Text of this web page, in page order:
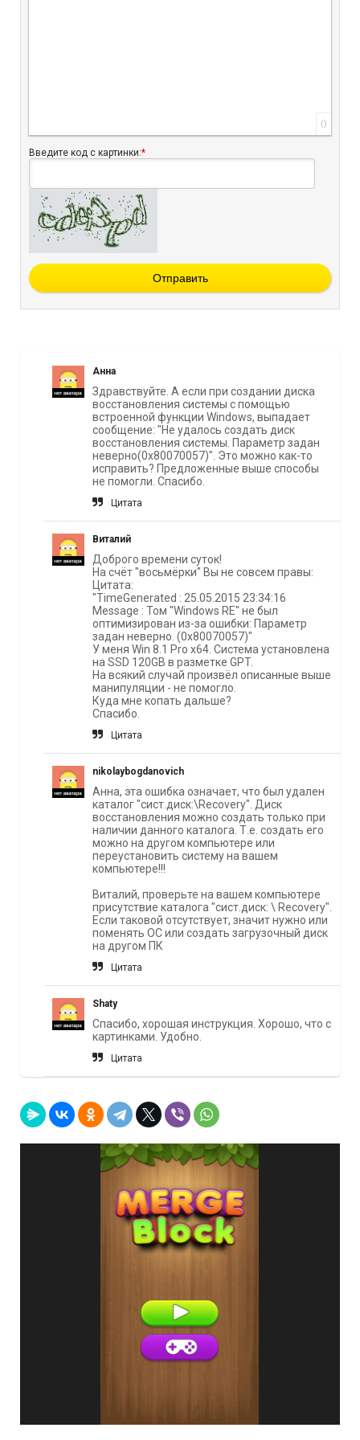
0
Введите код с картинки:*
Отправить
Анна
Здравствуйте. А если при создании диска
восстановления системы с помощью
встроенной функции Windows, выпадает
сообщение: "Не удалось создать диск
восстановления системы. Параметр задан
неверно(0х80070057)". Это можно как-то
исправить? Предложенные выше способы
не помогли. Спасибо.
Цитата
Виталий
Доброго времени суток!
На счёт "восьмёрки" Вы не совсем правы:
Цитата:
"TimeGenerated : 25.05.2015 23:34:16
Message : Том "Windows RE" не был
оптимизирован из-за ошибки: Параметр
задан неверно. (0x80070057)"
У меня Win 8.1 Pro x64. Система установлена
на SSD 120GB в разметке GPT.
На всякий случай произвёл описанные выше
манипуляции - не помогло.
Куда мне копать дальше?
Спасибо.
Цитата
nikolaybogdanovich
Анна, эта ошибка означает, что был удален
каталог "сист.диск:\Recovery". Диск
восстановления можно создать только при
наличии данного каталога. Т.е. создать его
можно на другом компьютере или
переустановить систему на вашем
компьютере!!!
Виталий, проверьте на вашем компьютере
присутствие каталога "сист.диск: \ Recovery".
Если таковой отсутствует, значит нужно или
поменять ОС или создать загрузочный диск
на другом ПК
Цитата
Shaty
Спасибо, хорошая инструкция. Хорошо, что с
картинками. Удобно.
Цитата